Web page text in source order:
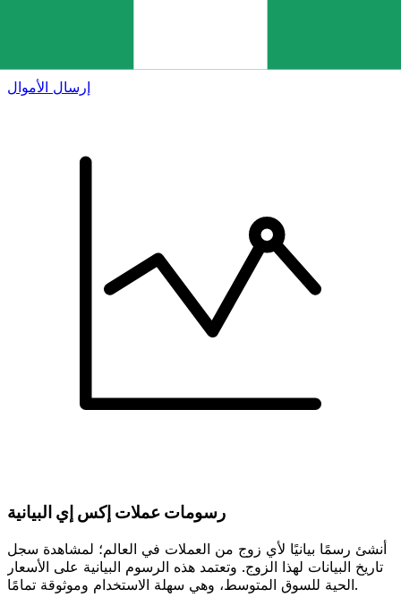
إرسال الأموال
رسومات عملات إكس إي البيانية
أنشئ رسمًا بيانيًا لأي زوج من العملات في العالم؛ لمشاهدة سجل
تاريخ البيانات لهذا الزوج. وتعتمد هذه الرسوم البيانية على الأسعار
الحية للسوق المتوسط، وهي سهلة الاستخدام وموثوقة تمامًا.